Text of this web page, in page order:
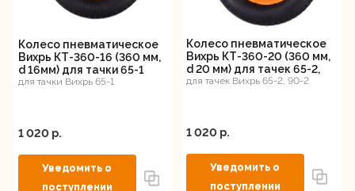
Колесо пневматическое
Вихрь КТ-360-16 (360 мм,
d 16мм) для тачки 65-1
для тачки Вихрь 65-1
1 020 p.
Колесо пневматическое
Вихрь КТ-360-20 (360 мм,
d 20 мм) для тачек 65-2,
90-2
для тачек Вихрь 65-2, 90-2
1 020 p.